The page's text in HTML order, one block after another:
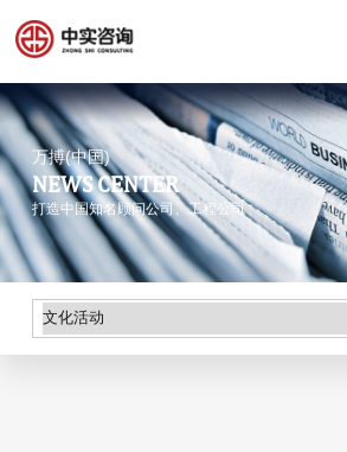
万搏(中国)
NEWS CENTER
打造中国知名顾问公司、工程公司